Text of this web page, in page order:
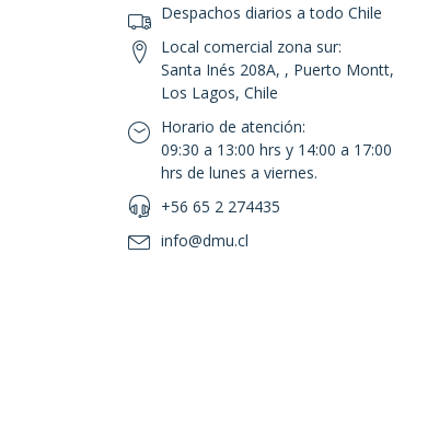
Despachos diarios a todo Chile
Local comercial zona sur:
Santa Inés 208A, , Puerto Montt,
Los Lagos, Chile
Horario de atención:
09:30 a 13:00 hrs y 14:00 a 17:00
hrs de lunes a viernes.
+56 65 2 274435
info@dmu.cl